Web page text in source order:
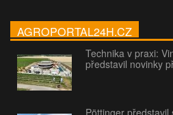
AGROPORTAL24H.CZ
Technika v praxi:
představil novinky
Pöttinger představil